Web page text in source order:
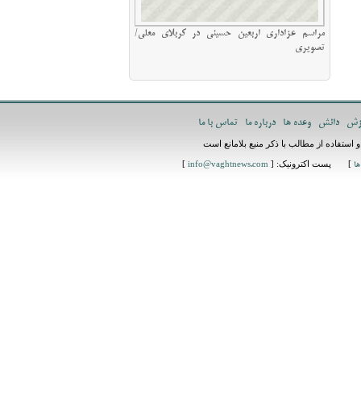
مراسم عزاداری اربعین حسینی در کربلای معلی/
تصویری
دانش وعده ها درباره ما تماس با ما
از مطالب با ذکر منبع بلامانع است
] پست اکترونیک: [ info@vaghtnews.com
]